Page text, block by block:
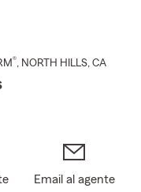
®, NORTH HILLS, CA
Email al agente